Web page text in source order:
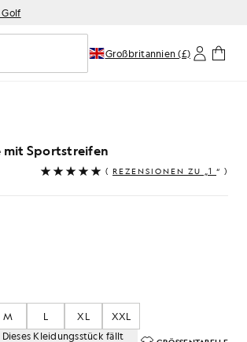
Suche ein-/ausschalten
Großbritannien (£)
mit Sportstreifen
( REZENSIONEN ZU „1 “ )
M L XL
XXL
Kleidungsstück fällt